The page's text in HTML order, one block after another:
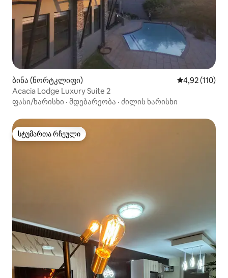
ბინა (ნორტკლიფი) საშუალო
4,92 (110)
Acacia Lodge Luxury Suite 2
ფასი/ხარისხი · მდებარეობა · ძილის ხარისხი
სტუმართა რჩეული
სტუმართა რჩეული